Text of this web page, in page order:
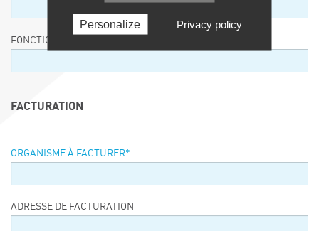
FONCTION
FACTURATION
ORGANISME À FACTURER*
ADRESSE DE FACTURATION
Personalize Privacy policy